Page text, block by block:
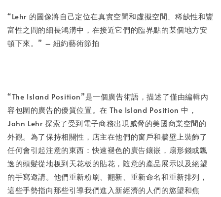
“Lehr 的圖像將自己定位在真實空間和虛擬空間、稀缺性和豐
富性之間的細長鴻溝中，在接近它們的臨界點的某個地方安
頓下來。” – 紐約藝術節拍
“The Island Position”是一個廣告術語，描述了僅由編輯內
容包圍的廣告的優質位置。在 The Island Position 中，
John Lehr 探索了受到電子商務出現威脅的美國商業空間的
外觀。為了保持相關性，店主在他們的窗戶和牆壁上裝飾了
任何會引起注意的東西：快速褪色的廣告鑲嵌，扇形錢或飄
逸的頭髮從地板到天花板的貼花，隨意的產品展示以及絕望
的手寫邀請。他們重新粉刷、翻新、重新命名和重新排列，
這些手勢指向那些引導我們進入新經濟的人們的慾望和焦